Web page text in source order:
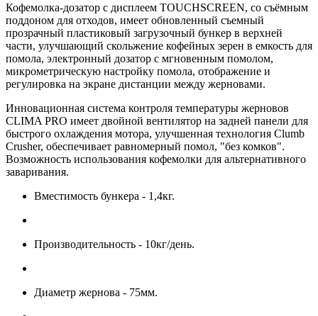
Кофемолка-дозатор с дисплеем TOUCHSCREEN, со съёмным
поддоном для отходов, имеет обновленный съемный
прозрачный пластиковый загрузочный бункер в верхней
части, улучшающий скольжение кофейных зерен в емкость для
помола, электронный дозатор с мгновенным помолом,
микрометрическую настройку помола, отображение и
регулировка на экране дистанции между жерновами.
Инновационная система контроля температуры жерновов
CLIMA PRO имеет двойной вентилятор на задней панели для
быстрого охлаждения мотора, улучшенная технология Clumb
Crusher, обеспечивает равномерный помол, "без комков".
Возможность использования кофемолки для альтернативного
заваривания.
Вместимость бункера - 1,4кг.
Производительность - 10кг/день.
Диаметр жернова - 75мм.